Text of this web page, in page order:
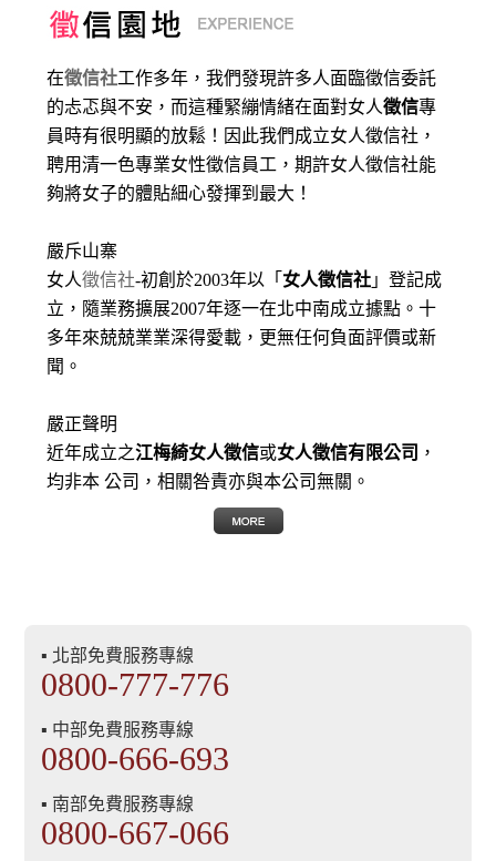
在徵信社工作多年，我們發現許多人面臨徵信委託
的忐忑與不安，而這種緊繃情緒在面對女人徵信專
員時有很明顯的放鬆！因此我們成立女人徵信社，
聘用清一色專業女性徵信員工，期許女人徵信社能
夠將女子的體貼細心發揮到最大 ！
嚴斥山寨
女人徵信社-初創於2003年以「 女人徵信社 」登記成
立，隨業務擴展2007年逐一在北中南成立據點。十
多年來兢兢業業深得愛載，更無任何負面評價或新
聞。
嚴正聲明
近年成立之江梅綺女人徵信或女人徵信有限公司 ，
均非本 公司，相關咎責亦與本公司無關。
▪ 北部免費服務專線
0800-777-776
▪ 中部免費服務專線
0800-666-693
▪ 南部免費服務專線
0800-667-066